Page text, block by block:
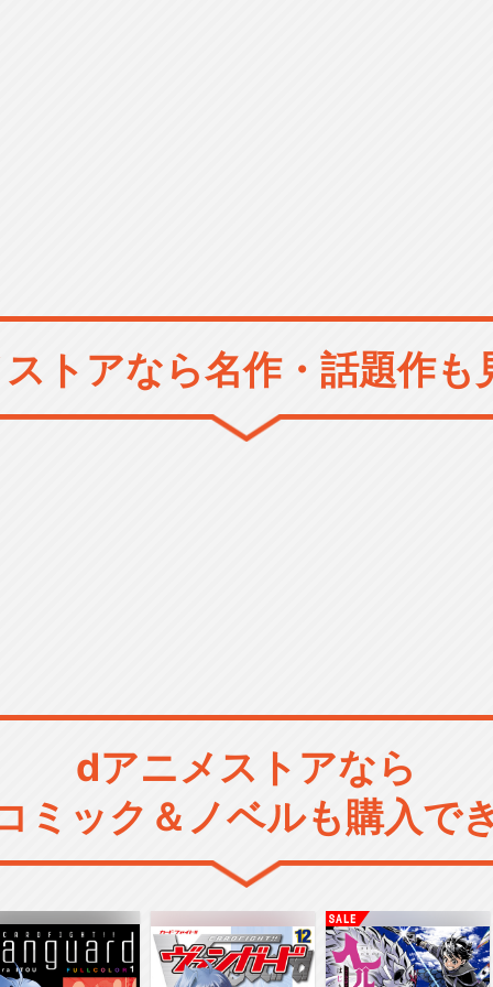
トアなら名作・話題作も
dアニメストアなら
ミック＆ノベルも購入で